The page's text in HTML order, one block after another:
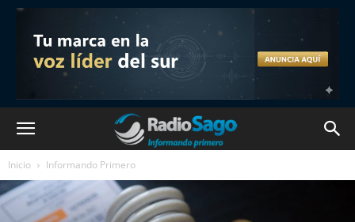
Inicio Informando Primero